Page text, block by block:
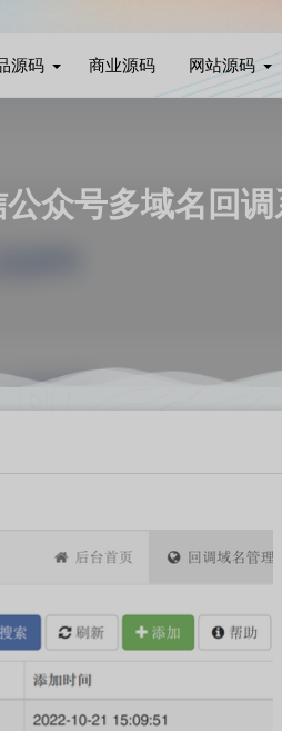
源码 商业源码 网站源码
众号多域名回